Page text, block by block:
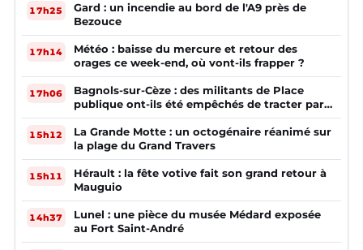
17h25
Gard : un incendie au bord de l'A9 près de
Bezouce
17h14
Météo : baisse du mercure et retour des
orages ce week-end, où vont-ils frapper ?
17h06
Bagnols-sur-Cèze : des militants de Place
publique ont-ils été empêchés de tracter par
la mairie ?
15h12
La Grande Motte : un octogénaire réanimé sur
la plage du Grand Travers
15h11
Hérault : la fête votive fait son grand retour à
Mauguio
14h37
Lunel : une pièce du musée Médard exposée
au Fort Saint-André